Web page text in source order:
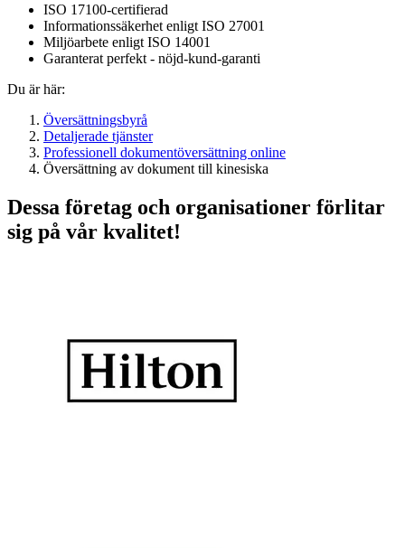
ISO 17100-certifierad
Informationssäkerhet enligt ISO 27001
Miljöarbete enligt ISO 14001
Garanterat perfekt - nöjd-kund-garanti
Du är här:
Översättningsbyrå
Detaljerade tjänster
Professionell dokumentöversättning online
Översättning av dokument till kinesiska
Dessa företag och organisationer förlitar
sig på vår kvalitet!